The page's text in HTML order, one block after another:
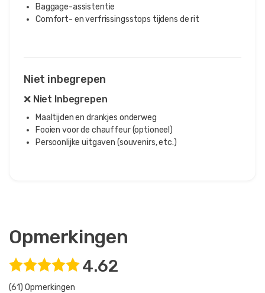
Baggage-assistentie
Comfort- en verfrissingsstops tijdens de rit
Niet inbegrepen
❌ Niet Inbegrepen
Maaltijden en drankjes onderweg
Fooien voor de chauffeur (optioneel)
Persoonlijke uitgaven (souvenirs, etc.)
Opmerkingen
4.62
(61) Opmerkingen